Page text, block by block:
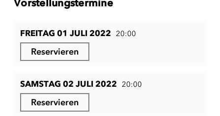
Vorstellungstermine
FREITAG 01 JULI 2022 20:00
Reservieren
SAMSTAG 02 JULI 2022 20:00
Reservieren